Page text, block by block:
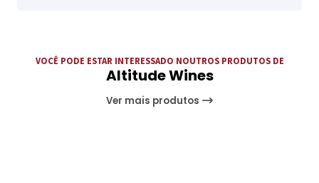
VOCÊ PODE ESTAR INTERESSADO NOUTROS PRODUTOS DE
Altitude Wines
Ver mais produtos